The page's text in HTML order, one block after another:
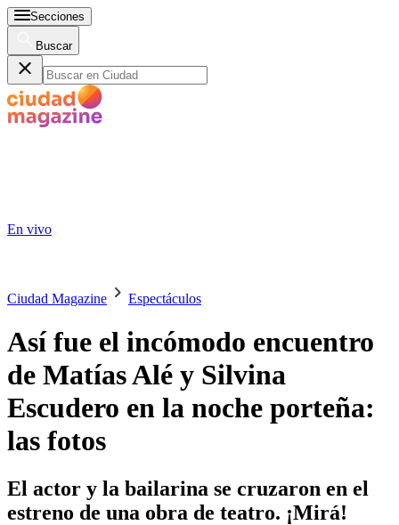
Secciones
Buscar
En vivo
Ciudad Magazine Espectáculos
Así fue el incómodo encuentro
de Matías Alé y Silvina
Escudero en la noche porteña:
las fotos
El actor y la bailarina se cruzaron en el
estreno de una obra de teatro. ¡Mirá!